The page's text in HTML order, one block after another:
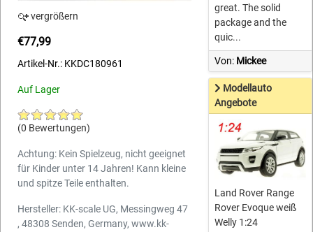
vergrößern
€77,99
Artikel-Nr.: KKDC180961
Auf Lager
(0 Bewertungen)
Achtung: Kein Spielzeug, nicht geeignet
für Kinder unter 14 Jahren! Kann kleine
und spitze Teile enthalten.
Hersteller: KK-scale UG, Messingweg 47
, 48308 Senden, Germany, www.kk-
great. The solid
package and the
quic...
Von: Mickee
Modellauto
Angebote
Land Rover Range
Rover Evoque weiß
Welly 1:24